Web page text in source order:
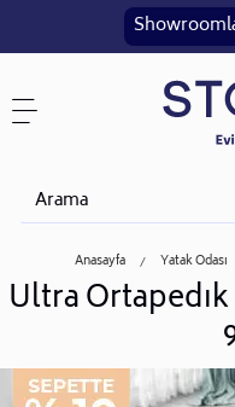
Anasayfa Yatak Odası
Ultra